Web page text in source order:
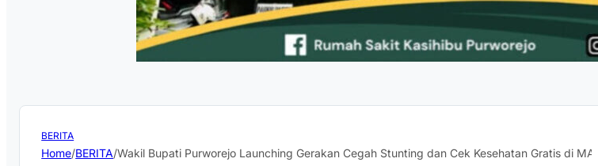
BERITA
Home/BERITA/Wakil Bupati Purworejo Launching Gerakan Cegah Stunting dan Cek Kesehatan Gratis di MAN